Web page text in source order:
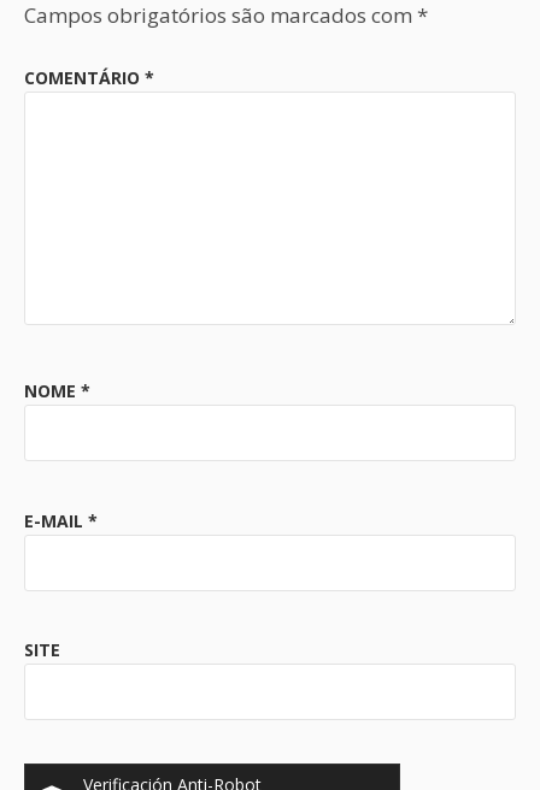
Campos obrigatórios são marcados com *
COMENTÁRIO *
NOME *
E-MAIL *
SITE
Verificación Anti-Robot